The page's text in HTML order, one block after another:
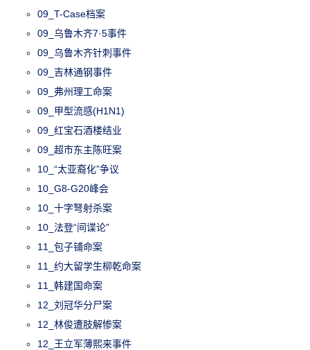
09_T-Case档案
09_乌鲁木齐7·5事件
09_乌鲁木齐针刺事件
09_吉林通钢事件
09_弗州理工命案
09_甲型流感(H1N1)
09_红宝石酒楼结业
09_超市东主陈旺案
10_“太亚裔化”争议
10_G8-G20峰会
10_十字弩射杀案
10_法登“间谍论”
11_包子铺命案
11_约大留学生柳乾命案
11_韩建国命案
12_刘冠华分尸案
12_林俊遭肢解惨案
12_王立军薄熙来事件